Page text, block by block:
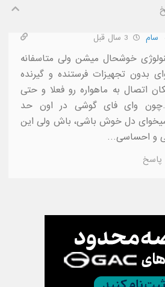
سام
خوشحال میشن ولی متاسفانه
بدون تجهیزات فرستنده و گیرنده
اتصال به ماهواره رو فعلا و حتی
وای فای گوشی در اون حد
دل خوش باشی، باش ولی این
و احساسی…
پاسخ